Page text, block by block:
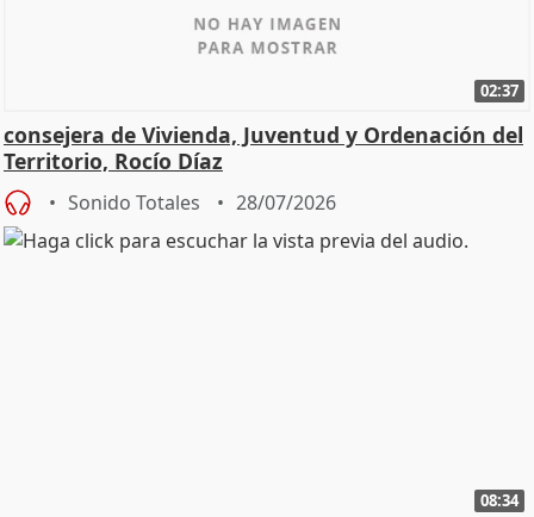
02:37
consejera de Vivienda, Juventud y Ordenación del
Territorio, Rocío Díaz
Sonido Totales 28/07/2026
08:34